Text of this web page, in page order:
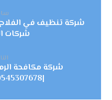
شركات
شركة مكافحة
|0545307678| ابادة الرمة